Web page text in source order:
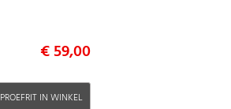
€ 59,00
PROEFRIT IN WINKEL